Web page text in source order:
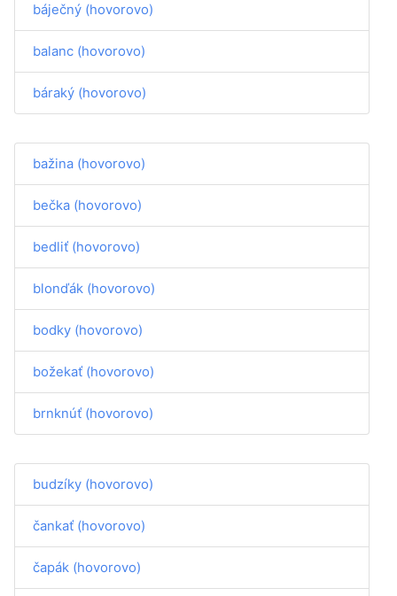
báječný (hovorovo)
balanc (hovorovo)
báraký (hovorovo)
bažina (hovorovo)
bečka (hovorovo)
bedliť (hovorovo)
blonďák (hovorovo)
bodky (hovorovo)
božekať (hovorovo)
brnknúť (hovorovo)
budzíky (hovorovo)
čankať (hovorovo)
čapák (hovorovo)